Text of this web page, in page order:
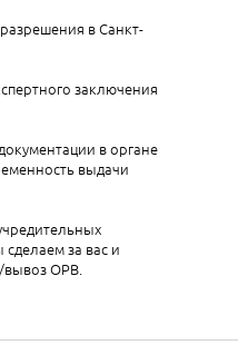
в Санкт-
заключения
в органе
выдачи
за вас и
вывоз ОРВ.